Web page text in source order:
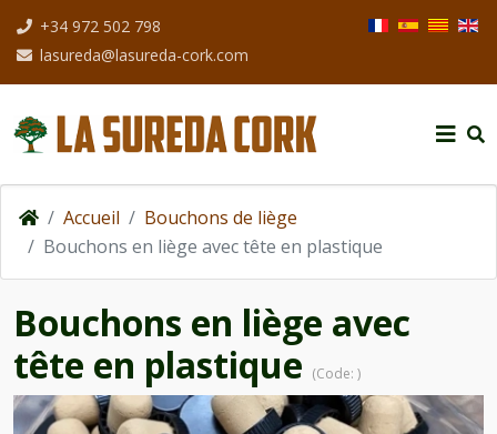
+34 972 502 798
lasureda@lasureda-cork.com
Sélectionnez
Accueil
Bouchons de liège
Bouchons en liège avec tête en plastique
Bouchons en liège avec
tête en plastique (Code: )